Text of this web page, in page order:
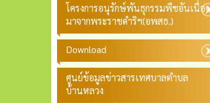
โครงการอนุรักษ์พันธุกรรมพืชอันเนื่อง
มาจากพระราชดำริฯ(อพสธ.)
Download
ศูนย์ข้อมูลข่าวสารเทศบาลตำบล
บ้านหลวง